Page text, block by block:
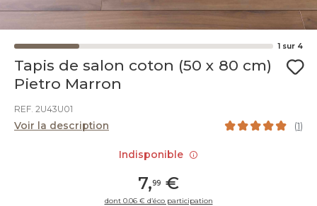
1 sur 4
Tapis de salon coton (50 x 80 cm)
Pietro Marron
REF. 2U43U01
Voir la description (1)
7,99 €
dont 0.06 € d’éco participation